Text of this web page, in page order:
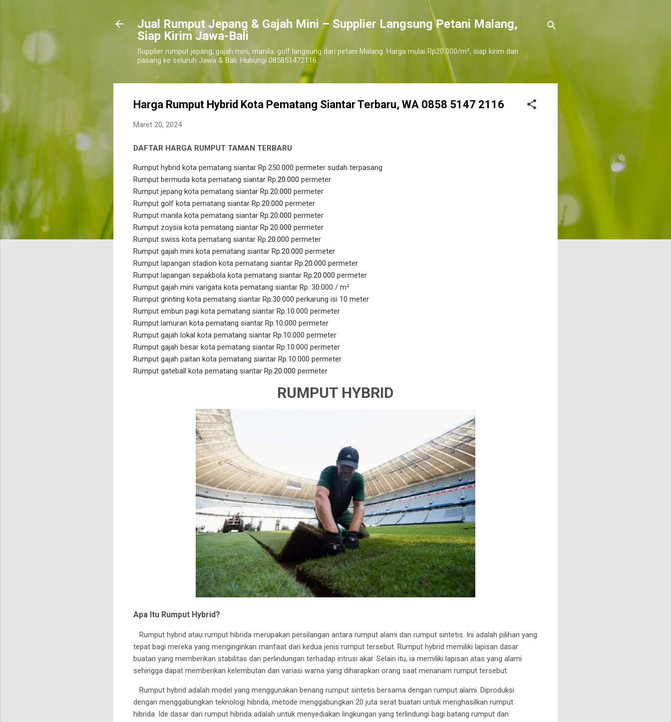
Langsung ke konten utama
​Jual Rumput Jepang & Gajah Mini – Supplier Langsung Petani Malang,
Siap Kirim Jawa-Bali
Supplier rumput jepang, gajah mini, manila, golf langsung dari petani Malang. Harga mulai Rp20.000/m², siap kirim dan
pasang ke seluruh Jawa & Bali. Hubungi 085851472116.
Harga Rumput Hybrid Kota Pematang Siantar Terbaru, WA 0858 5147 2116
Maret 20, 2024
DAFTAR HARGA RUMPUT TAMAN TERBARU
Rumput hybrid kota pematang siantar Rp.250.000 permeter sudah terpasang
Rumput bermuda kota pematang siantar Rp. 20.000 permeter
Rumput jepang kota pematang siantar Rp. 20.000 permeter
Rumput golf kota pematang siantar Rp. 20.000 permeter
Rumput manila kota pematang siantar Rp. 20.000 permeter
Rumput zoysia kota pematang siantar Rp. 20.000 permeter
Rumput swiss kota pematang siantar Rp. 20.000 permeter
Rumput gajah mini kota pematang siantar Rp. 20.000 permeter
Rumput lapangan stadion kota pematang siantar Rp. 20.000 permeter
Rumput lapangan sepakbola kota pematang siantar Rp. 20.000 permeter
Rumput gajah mini varigata kota pematang siantar Rp. 30.000 / m²
Rumput grinting kota pematang siantar Rp.30.000 perkarung isi 10 meter
Rumput embun pagi kota pematang siantar Rp.10.000 permeter
Rumput lamuran kota pematang siantar Rp.10.000 permeter
Rumput gajah lokal kota pematang siantar Rp.10.000 permeter
Rumput gajah besar kota pematang siantar Rp.10.000 permeter
Rumput gajah paitan kota pematang siantar Rp.10.000 permeter
Rumput gateball kota pematang siantar Rp. 20.000 permeter
RUMPUT HYBRID
Apa Itu Rumput Hybrid?
Rumput hybrid atau rumput hibrida merupakan persilangan antara rumput alami dan rumput sintetis. Ini adalah pilihan yang
tepat bagi mereka yang menginginkan manfaat dari kedua jenis rumput tersebut. Rumput hybrid memiliki lapisan dasar
buatan yang memberikan stabilitas dan perlindungan terhadap intrusi akar. Selain itu, ia memiliki lapisan atas yang alami
sehingga dapat memberikan kelembutan dan variasi warna yang diharapkan orang saat menanam rumput tersebut.
Rumput hybrid adalah model yang menggunakan benang rumput sintetis bersama dengan rumput alami. Diproduksi
dengan menggabungkan teknologi hibrida, metode menggabungkan 20 juta serat buatan untuk menghasilkan rumput
hibrida. Ide dasar dari rumput hibrida adalah untuk menyediakan lingkungan yang terlindungi bagi batang rumput dan